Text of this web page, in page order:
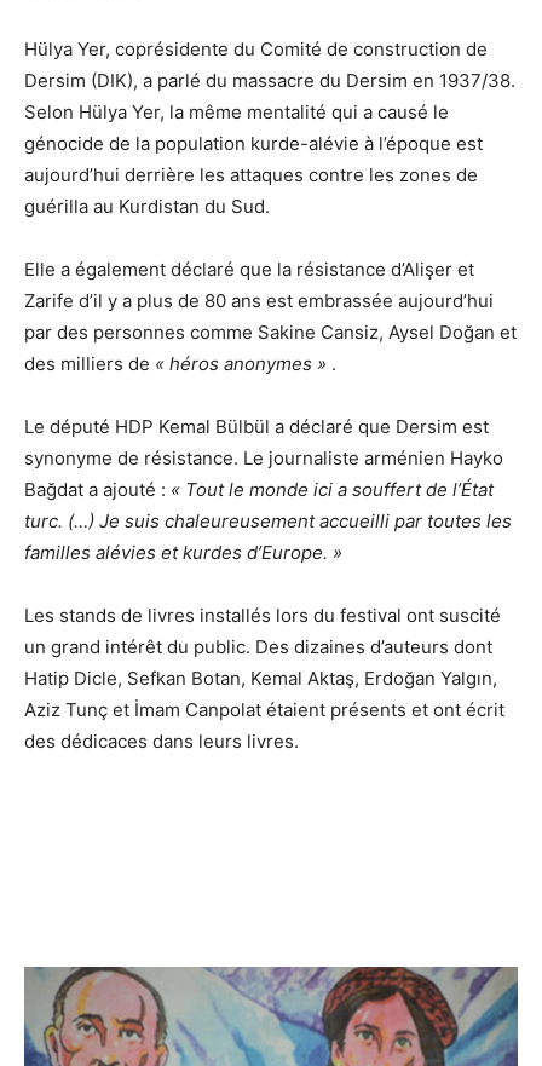
Hülya Yer, coprésidente du Comité de construction de
Dersim (DIK), a parlé du massacre du Dersim en 1937/38.
Selon Hülya Yer, la même mentalité qui a causé le
génocide de la population kurde-alévie à l’époque est
aujourd’hui derrière les attaques contre les zones de
guérilla au Kurdistan du Sud.
Elle a également déclaré que la résistance d’Alişer et
Zarife d’il y a plus de 80 ans est embrassée aujourd’hui
par des personnes comme Sakine Cansiz, Aysel Doğan et
des milliers de « héros anonymes » .
Le député HDP Kemal Bülbül a déclaré que Dersim est
synonyme de résistance. Le journaliste arménien Hayko
Bağdat a ajouté : « Tout le monde ici a souffert de l’État
turc. (…) Je suis chaleureusement accueilli par toutes les
familles alévies et kurdes d’Europe. »
Les stands de livres installés lors du festival ont suscité
un grand intérêt du public. Des dizaines d’auteurs dont
Hatip Dicle, Sefkan Botan, Kemal Aktaş, Erdoğan Yalgın,
Aziz Tunç et İmam Canpolat étaient présents et ont écrit
des dédicaces dans leurs livres.